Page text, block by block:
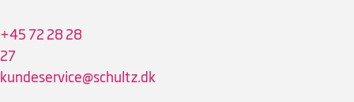
+45 72 28 28
27
kundeservice@schultz.dk